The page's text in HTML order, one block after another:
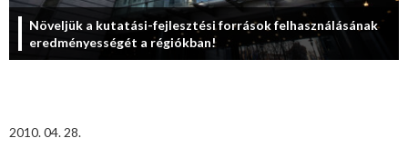
Növeljük a kutatási-fejlesztési források felhasználásának
eredményességét a régiókban!
2010. 04. 28.